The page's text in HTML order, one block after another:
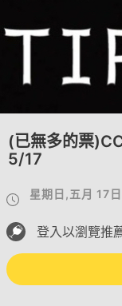
(已無多的票
5/17
星期日,五月 17
登入以瀏覽推